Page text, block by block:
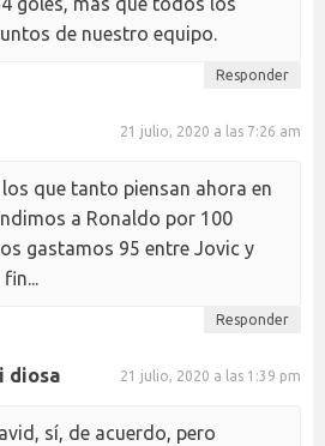
de nuestro equipo.
Responder
21 julio, 2020 a las 7:26 am
que tanto piensan ahora en
a Ronaldo por 100
gastamos 95 entre Jovic y
Responder
diosa 21 julio, 2020 a las 1:39 pm
sí, de acuerdo, pero